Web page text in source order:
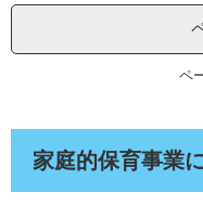
へ
ペ
家庭的保育事業